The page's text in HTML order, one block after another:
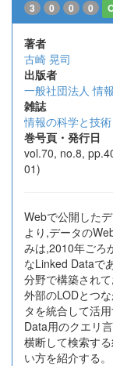
3 0 0 0
著者
古崎 晃司
出版者
一般社団法人 情
雑誌
情報の科学と技術
巻号頁・発行日
vol.70, no.8,
01)
Webで公開した
より,データの
みは,2010年ごろ
なLinked Dataで
分野で構築され
外部のLODとつ
タを統合して活
Data用のクエリ
横断して検索す
い方を紹介する。